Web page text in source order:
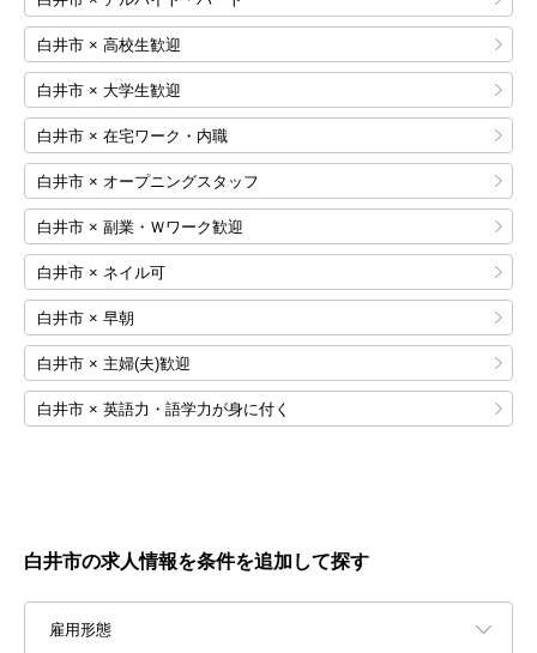
白井市 × 高校生歓迎
白井市 × 大学生歓迎
白井市 × 在宅ワーク・内職
白井市 × オープニングスタッフ
白井市 × 副業・Ｗワーク歓迎
白井市 × ネイル可
白井市 × 早朝
白井市 × 主婦(夫)歓迎
白井市 × 英語力・語学力が身に付く
白井市の求人情報を条件を追加して探す
雇用形態